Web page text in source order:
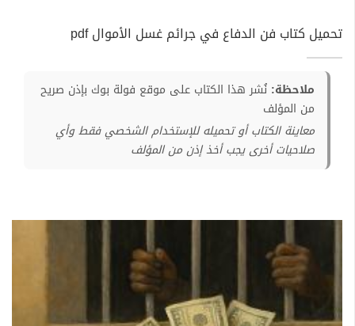
تحميل كتاب فن الدفاع في جرائم غسل الأموال pdf
ملاحظة: نُشر هذا الكتاب على موقع فولة بوك بإذن صريح
من المؤلف
معاينة الكتاب أو تحميله للإستخدام الشخصي فقط وأي
صلاحيات أخرى يجب أخذ إذن من المؤلف